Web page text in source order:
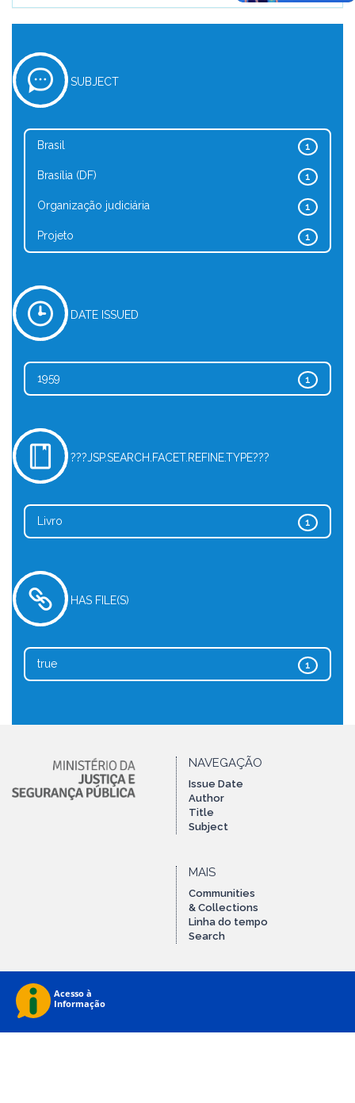
SUBJECT
1
Brasil
1
Brasília (DF)
1
Organização judiciária
1
Projeto
DATE ISSUED
1
1959
???JSP.SEARCH.FACET.REFINE.TYPE???
1
Livro
HAS FILE(S)
1
true
NAVEGAÇÃO
Issue Date
Author
Title
Subject
MAIS
Communities
& Collections
Linha do tempo
Search